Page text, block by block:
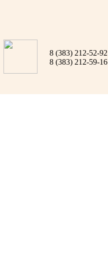
8 (383) 212-52-92
8 (383) 212-59-16